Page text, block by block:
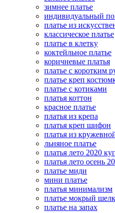
зимнее платье
индивидуальный
платье из
классическое платье
платье в клетку
коктейльное платье
коричневые платья
платье с коротким
платье креп
платье с котиками
платья коттон
красное платье
платья из крепа
платья креп шифон
платья из
льняное платье
платья лето 2020
платья лето осень
платье миди
мини платье
платья минимализм
платье мокрый шелк
платье на запах